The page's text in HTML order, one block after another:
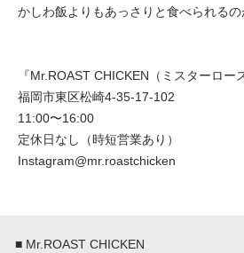
かしわ飯よりもあっさりと食べられるの
『Mr.ROAST CHICKEN（ミスターロー
福岡市東区松崎4-35-17-102
11:00〜16:00
定休日なし（時短営業あり）
Instagram@mr.roastchicken
■ Mr.ROAST CHICKEN